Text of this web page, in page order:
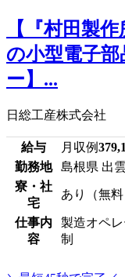
【『村田製
の小型電子
ー】...
日総工産株式会社
給与 月収例
勤務地
島根県 出
寮・社
宅
あり（無料
仕事内
容
製造オペ
制